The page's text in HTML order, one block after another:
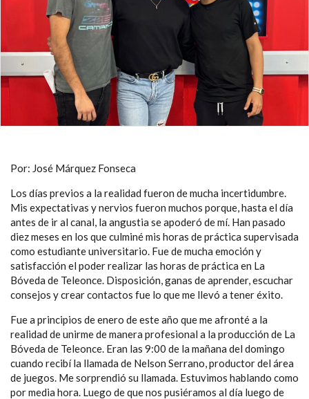
Por: José Márquez Fonseca
Los días previos a la realidad fueron de mucha incertidumbre.
Mis expectativas y nervios fueron muchos porque, hasta el día
antes de ir al canal, la angustia se apoderó de mí. Han pasado
diez meses en los que culminé mis horas de práctica supervisada
como estudiante universitario. Fue de mucha emoción y
satisfacción el poder realizar las horas de práctica en La
Bóveda de Teleonce. Disposición, ganas de aprender, escuchar
consejos y crear contactos fue lo que me llevó a tener éxito.
Fue a principios de enero de este año que me afronté a la
realidad de unirme de manera profesional a la producción de La
Bóveda de Teleonce. Eran las 9:00 de la mañana del domingo
cuando recibí la llamada de Nelson Serrano, productor del área
de juegos. Me sorprendió su llamada. Estuvimos hablando como
por media hora. Luego de que nos pusiéramos al día luego de